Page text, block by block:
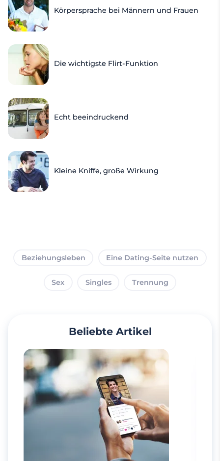
Körpersprache bei Männern und Frauen
Die wichtigste Flirt-Funktion
Echt beeindruckend
Kleine Kniffe, große Wirkung
Beziehungsleben Eine Dating-Seite nutzen
Sex Singles Trennung
Beliebte Artikel